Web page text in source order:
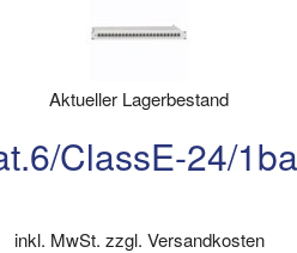
Aktueller Lagerbestand
ClassE-24/
inkl. MwSt. zzgl. Versandkosten